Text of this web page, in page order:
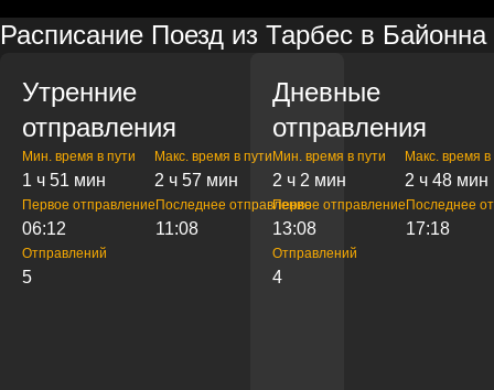
Расписание Поезд из Тарбес в Байонна
Утренние
отправления
Мин. время в пути
1 ч 51 мин
Макс. время в пути
2 ч 57 мин
Первое отправление
06:12
Последнее отправление
11:08
Отправлений
5
Дневные
отправления
Мин. время в пути
2 ч 2 мин
Макс. время в
2 ч 48 мин
Первое отправление
13:08
Последнее
17:18
Отправлений
4